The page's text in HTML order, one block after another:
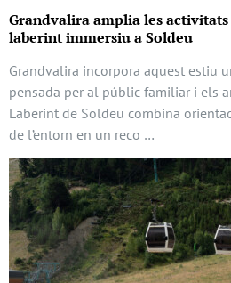
Grandvalira amplia les activitats
laberint immersiu a Soldeu
Grandvalira incorpora aquest estiu
pensada per al públic familiar i els
Laberint de Soldeu combina
de l’entorn en un reco …